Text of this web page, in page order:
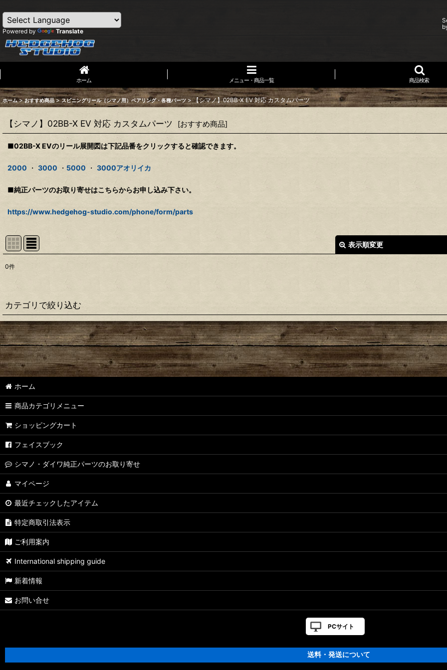
Powered by Translate
ホーム メニュー・商品一覧 商品検索
ホーム > おすすめ商品 > スピニングリール（シマノ用）ベアリング・各種パーツ > 【シマノ】02BB-X EV 対応 カスタムパーツ
【シマノ】02BB-X EV 対応 カスタムパーツ [おすすめ商品]
■02BB-X EVのリール展開図は下記品番をクリックすると確認できます。
2000 ・ 3000 ・ 5000 ・ 3000アオリイカ
■純正パーツのお取り寄せはこちらからお申し込み下さい。
https://www.hedgehog-studio.com/phone/form/parts
表示順変更
並び順
絞り込む
0件
カテゴリで絞り込む
【シマノ】22ステラ［STELLA］対応 カスタムパーツ
【シマノ】18-19ステラ［STELLA］対応 カスタムパーツ
【シマノ】14ステラ［STELLA］対応 カスタムパーツ
【シマノ】10ステラ［STELLA］対応 カスタムパーツ
【シマノ】07ステラ［STELLA］対応 カスタムパーツ
【シマノ】19-22ステラSW［STELLA SW］対応 カスタムパーツ
【シマノ】13ステラSW［STELLA SW］対応 カスタムパーツ
【シマノ】08ステラSW［STELLA SW］対応 カスタムパーツ
【シマノ】01ステラSW［STELLA SW］対応 カスタムパーツ
【シマノ】19ヴァンキッシュ［VANQUISH］対応 カスタムパーツ
17ヴァンキッシュFW用
【シマノ】16ヴァンキッシュ・17ヴァンキッシュFW［VANQUISH］対応 カスタムパーツ
【シマノ】12-13ヴァンキッシュ&リミテッド［VANQUISH］対応 カスタムパーツ
ホーム
商品カテゴリメニュー
ショッピングカート
フェイスブック
シマノ・ダイワ純正パーツのお取り寄せ
マイページ
最近チェックしたアイテム
特定商取引法表示
ご利用案内
International shipping guide
新着情報
お問い合せ
PCサイト
送料・発送について